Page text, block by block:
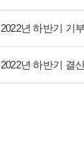
2022년 하반기 기
2022년 하반기 결